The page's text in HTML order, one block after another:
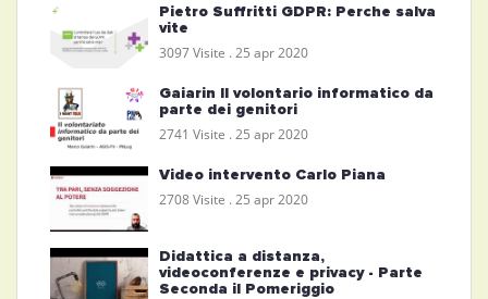
Pietro Suffritti GDPR: Perche salva
vite
3097 Visite . 25 apr 2020
Gaiarin Il volontario informatico da
parte dei genitori
2741 Visite . 25 apr 2020
Video intervento Carlo Piana
2708 Visite . 25 apr 2020
Didattica a distanza,
videoconferenze e privacy - Parte
Seconda il Pomeriggio